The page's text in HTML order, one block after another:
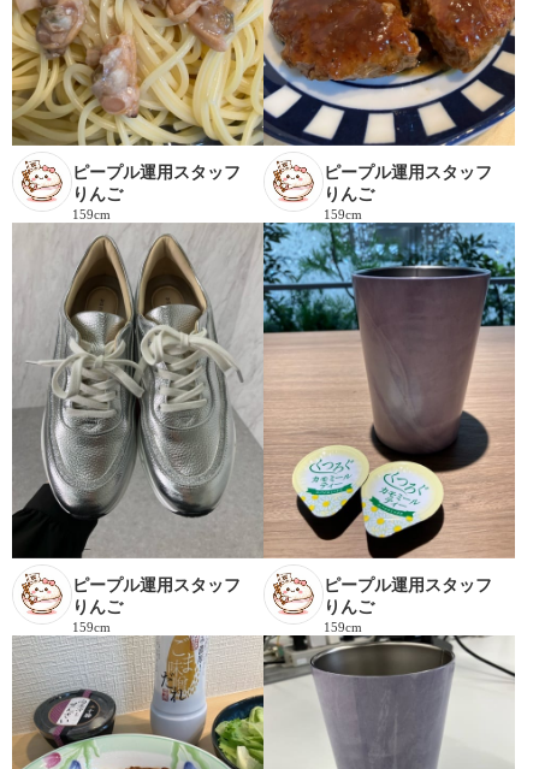
ピープル運用スタッフ
りんご
159cm
ピープル運用スタッフ
りんご
159cm
ピープル運用スタッフ
りんご
159cm
ピープル運用スタッフ
りんご
159cm